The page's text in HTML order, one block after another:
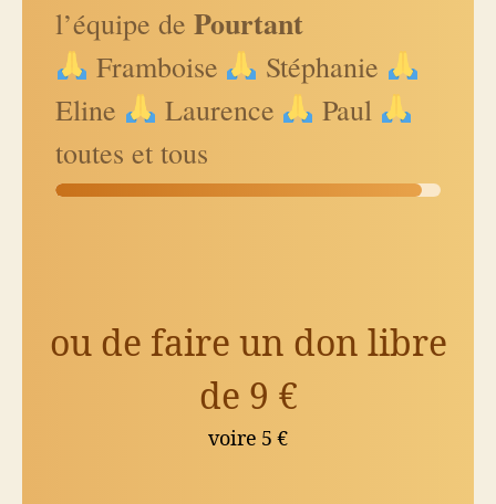
l’équipe de Pourtant
Framboise
Stéphanie
Eline
Laurence
Paul
toutes et tous
ou
de
ou de faire un don libre
de 9 €
voire 5 €